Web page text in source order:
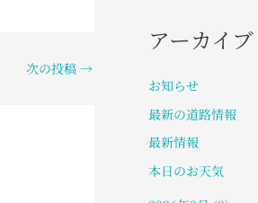
次の投稿 →
アーカイブ
お知らせ
最新の道路情報
最新情報
本日のお天気